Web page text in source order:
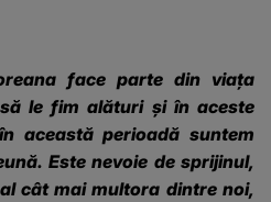
face parte din viața
le fim alături și în aceste
această perioadă suntem
Este nevoie de sprijinul,
cât mai multora dintre noi,